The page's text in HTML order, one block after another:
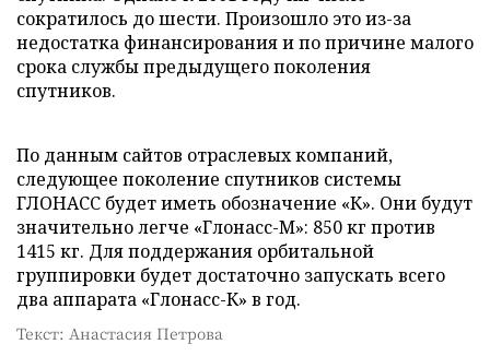
сократилось до шести. Произошло это из-за
недостатка финансирования и по причине малого
срока службы предыдущего поколения
спутников.
По данным сайтов отраслевых компаний,
следующее поколение спутников системы
ГЛОНАСС будет иметь обозначение «К». Они будут
значительно легче «Глонасс-М»: 850 кг против
1415 кг. Для поддержания орбитальной
группировки будет достаточно запускать всего
два аппарата «Глонасс-К» в год.
Текст: Анастасия Петрова